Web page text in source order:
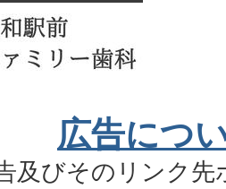
広告につ
及びそのリンク先